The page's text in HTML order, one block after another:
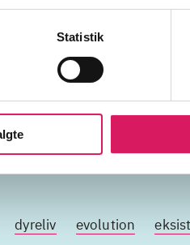
Statistik
dyreliv evolution